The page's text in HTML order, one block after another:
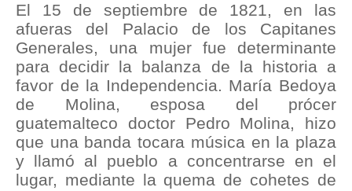
El 15 de septiembre de 1821, en las
afueras del Palacio de los Capitanes
Generales, una mujer fue determinante
para decidir la balanza de la historia a
favor de la Independencia. María Bedoya
de Molina, esposa del prócer
guatemalteco doctor Pedro Molina, hizo
que una banda tocara música en la plaza
y llamó al pueblo a concentrarse en el
lugar, mediante la quema de cohetes de